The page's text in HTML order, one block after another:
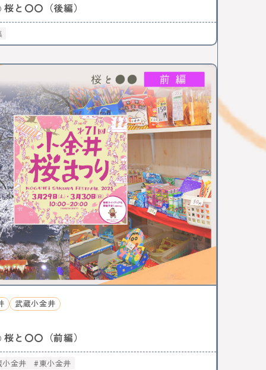
中央線の魅力発見
食器
古本 絵本 コーヒー
カフェ
骨董市 木工チャレンジ ビール
グルメ
ティバル
クラフトビール
カーブーツ
ーフェスティバル
レトロ
通信
パン デザート ケーキ ジャズ
音楽
ーなる戦い
中央線パンまつり
高円寺フェス
技術史料館
謎解き
ファミリー向け
ベント
武蔵境 遊び 高円寺 NTT
全ての記事をみる
おすすめ情報を投稿する
桜と〇〇（後編）
武蔵小金井
桜と〇〇（前編）
小金井 東小金井